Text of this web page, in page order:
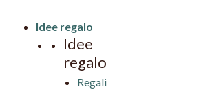
Idee regalo
Idee
regalo
Regali